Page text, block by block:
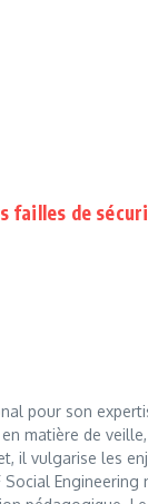
failles de
pour son
matière de veille,
il vulgarise les
Engineering